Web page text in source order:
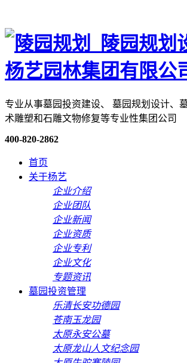
专业从事墓园投资建设、 墓园规划设计、
术雕塑和石雕文物修复等专业性集团公司
400-820-2862
首页
关于杨艺
企业介绍
企业团队
企业新闻
企业资质
企业专利
企业文化
专题资讯
墓园投资管理
乐清长安功德园
苍南玉龙园
太原永安公墓
太原龙山人文纪念园